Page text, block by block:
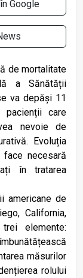
Google
de mortalitate
a Sănătății
va depăși 11
pacienții care
nevoie de
Evoluția
necesară
în tratarea
americane de
California,
elemente:
măsurilor
rolului